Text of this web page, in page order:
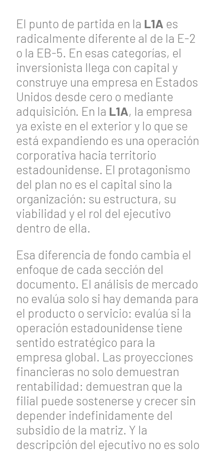
El punto de partida en la L1A es
radicalmente diferente al de la E-2
o la EB-5. En esas categorías, el
inversionista llega con capital y
construye una empresa en Estados
Unidos desde cero o mediante
adquisición. En la L1A, la empresa
ya existe en el exterior y lo que se
está expandiendo es una operación
corporativa hacia territorio
estadounidense. El protagonismo
del plan no es el capital sino la
organización: su estructura, su
viabilidad y el rol del ejecutivo
dentro de ella.
Esa diferencia de fondo cambia el
enfoque de cada sección del
documento. El análisis de mercado
no evalúa solo si hay demanda para
el producto o servicio: evalúa si la
operación estadounidense tiene
sentido estratégico para la
empresa global. Las proyecciones
financieras no solo demuestran
rentabilidad: demuestran que la
filial puede sostenerse y crecer sin
depender indefinidamente del
subsidio de la matriz. Y la
descripción del ejecutivo no es solo